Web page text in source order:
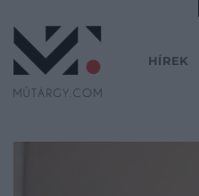
HÍREK